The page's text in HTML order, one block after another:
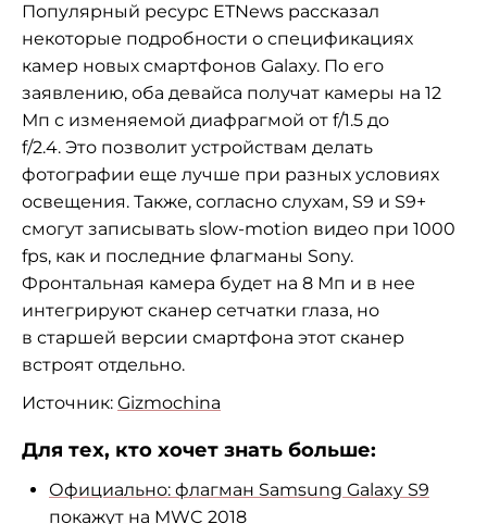
Популярный ресурс ETNews рассказал
некоторые подробности о спецификациях
камер новых смартфонов Galaxy. По его
заявлению, оба девайса получат камеры на 12
Мп с изменяемой диафрагмой от f/1.5 до
f/2.4. Это позволит устройствам делать
фотографии еще лучше при разных условиях
освещения. Также, согласно слухам, S9 и S9+
смогут записывать slow-motion видео при 1000
fps, как и последние флагманы Sony.
Фронтальная камера будет на 8 Мп и в нее
интегрируют сканер сетчатки глаза, но
в старшей версии смартфона этот сканер
встроят отдельно.
Источник: Gizmochina
Для тех, кто хочет знать больше:
Официально: флагман Samsung Galaxy S9
покажут на MWC 2018